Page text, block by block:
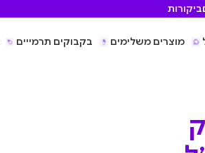
ביקורות
מוצרים משלימים בקבוקים תרמייים